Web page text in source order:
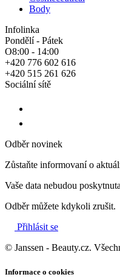
Body
Infolinka
Pondělí - Pátek
O8:00 - 14:00
+420 776 602 616
+420 515 261 626
Sociální sítě
Odběr novinek
Zůstaňte informovaní o
Vaše data nebudou
Odběr můžete kdykoli zrušit.
Přihlásit se
© Janssen - Beauty.cz.
Informace o cookies